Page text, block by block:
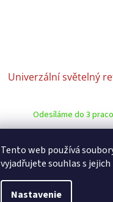
Tento web používá
vyjadřujete souhlas s
Nastavenie
Univerzální světelný
Odesíláme do 3
€65